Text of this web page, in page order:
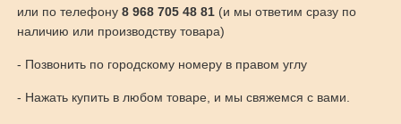
или по телефону 8 968 705 48 81(и мы ответим сразу по
наличию или производству товара)
- Позвонить по городскому номеру в правом углу
- Нажать купить в любом товаре, и мы свяжемся с вами.